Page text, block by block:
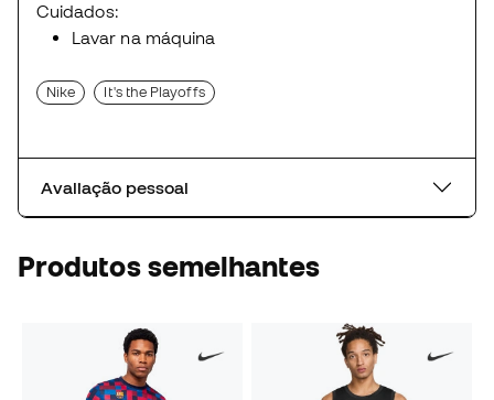
Cuidados:
Lavar na máquina
Nike It's the Playoffs
Avaliação pessoal
Produtos semelhantes